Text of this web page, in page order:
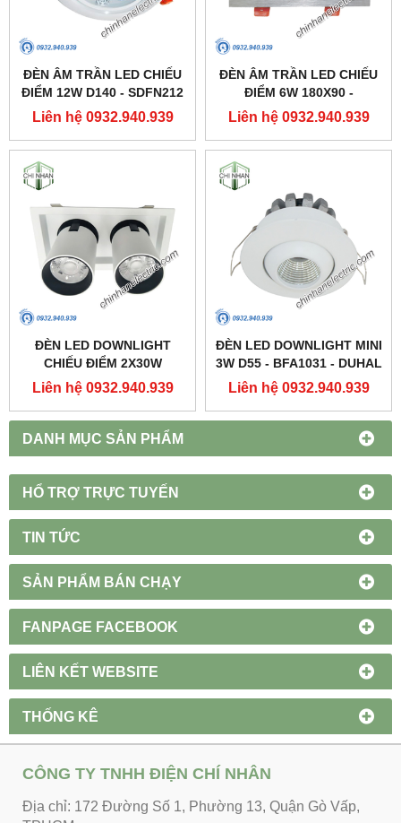
DANH MỤC SẢN PHẨM
HỔ TRỢ TRỰC TUYẾN
TIN TỨC
SẢN PHẨM BÁN CHẠY
FANPAGE FACEBOOK
LIÊN KẾT WEBSITE
THỐNG KÊ
ĐÈN ÂM TRẦN LED CHIẾU
ĐIỂM 12W D140 - SDFN212
- DUHAL
Liên hệ 0932.940.939
ĐÈN ÂM TRẦN LED CHIẾU
ĐIỂM 6W 180X90 -
SDFC202 - DUHAL
Liên hệ 0932.940.939
ĐÈN LED DOWNLIGHT
CHIẾU ĐIỂM 2X30W
250X137 - DFC2302 -
Liên hệ 0932.940.939
ĐÈN LED DOWNLIGHT MINI
3W D55 - BFA1031 - DUHAL
Liên hệ 0932.940.939
CÔNG TY TNHH ĐIỆN CHÍ NHÂN
Địa chỉ: 172 Đường Số 1, Phường 13, Quận Gò Vấp,